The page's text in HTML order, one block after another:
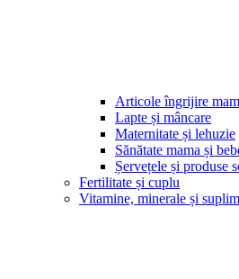
Articole îngrijire
Lapte și mâncare
Maternitate și lehuzie
Sănătate mama și
Șervețele și produse
Fertilitate și cuplu
Vitamine, minerale și